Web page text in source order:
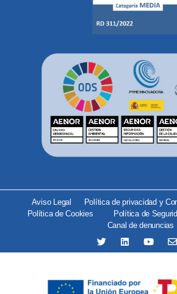
Aviso Legal
Política de privacidad y
Política de Cookies
Política de
Canal de denuncias